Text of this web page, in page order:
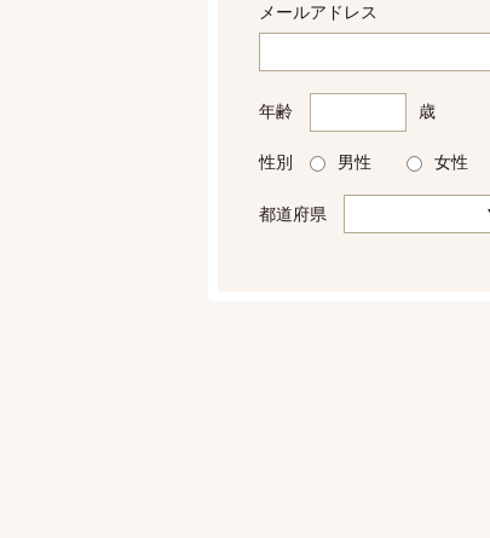
メールアドレス
年齢 歳
性別 男性 女性
都道府県